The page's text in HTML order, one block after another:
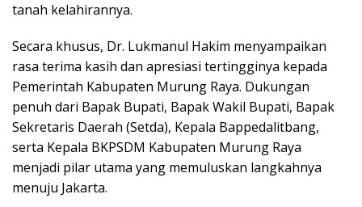
tanah kelahirannya.
Secara khusus, Dr. Lukmanul Hakim menyampaikan
rasa terima kasih dan apresiasi tertingginya kepada
Pemerintah Kabupaten Murung Raya. Dukungan
penuh dari Bapak Bupati, Bapak Wakil Bupati, Bapak
Sekretaris Daerah (Setda), Kepala Bappedalitbang,
serta Kepala BKPSDM Kabupaten Murung Raya
menjadi pilar utama yang memuluskan langkahnya
menuju Jakarta.